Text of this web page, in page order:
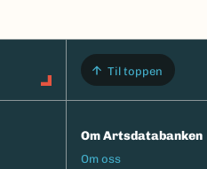
Til toppen
Om Artsdatabanken
Footermeny
Om oss